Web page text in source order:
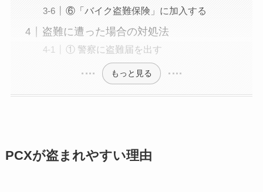
⑥「バイク盗難保険」に加入する
盗難に遭った場合の対処法
① 警察に盗難届を出す
もっと見る
PCXが盗まれやすい理由